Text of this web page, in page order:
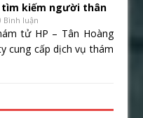
tìm kiếm người thân
Bình luận
tử HP – Tân Hoàng
cung cấp dịch vụ thám